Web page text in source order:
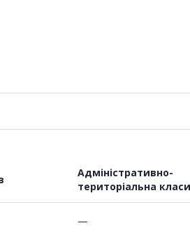
Адміністративно-
територіальна
—